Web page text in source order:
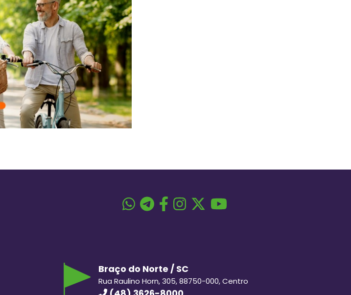
Braço do Norte / SC
Rua Raulino Horn, 305, 88750-000, Centro